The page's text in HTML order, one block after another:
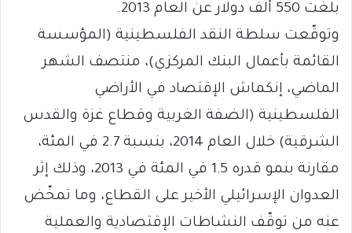
بلغت 550 ألف دولار عن العام 2013.
وتوقّعت سلطة النقد الفلسطينية (المؤسسة
القائمة بأعمال البنك المركزي)، منتصف الشهر
الماضي، إنكماش الإقتصاد في الأراضي
الفلسطينية (الضفة الغربية وقطاع غزة والقدس
الشرقية) خلال العام 2014، بنسبة 2.7 في المئة،
مقارنة بنمو قدره 1.5 في المئة في 2013، وذلك إثر
العدوان الإسرائيلي الأخير على القطاع، وما تمخّض
عنه من توقّف النشاطات الإقتصادية والعملية